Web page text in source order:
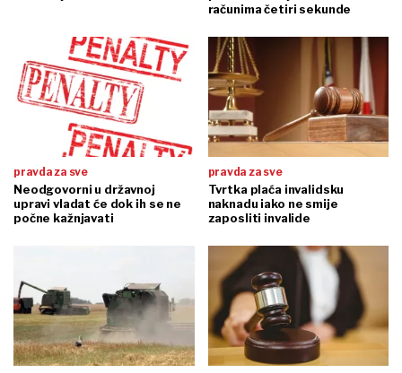
računima četiri sekunde
pravda za sve
Neodgovorni u državnoj
upravi vladat će dok ih se ne
počne kažnjavati
pravda za sve
Tvrtka plaća invalidsku
naknadu iako ne smije
zaposliti invalide